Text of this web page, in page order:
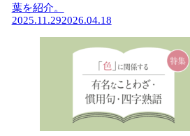
葉を紹介。
2025.11.292026.04.18